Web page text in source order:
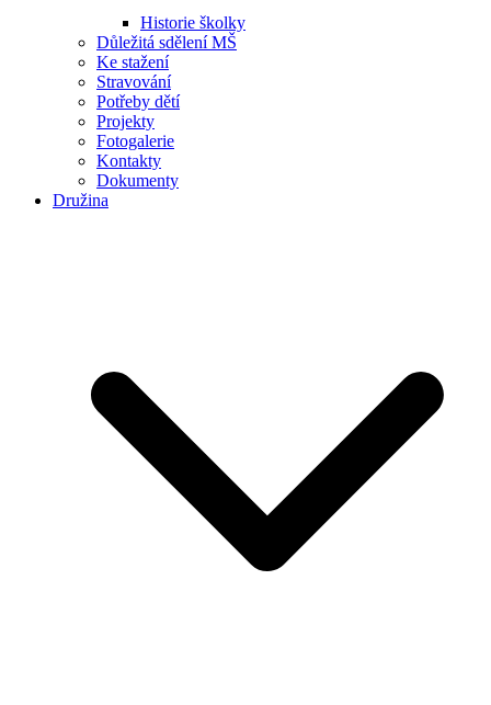
Historie školky
Důležitá sdělení MŠ
Ke stažení
Stravování
Potřeby dětí
Projekty
Fotogalerie
Kontakty
Dokumenty
Družina